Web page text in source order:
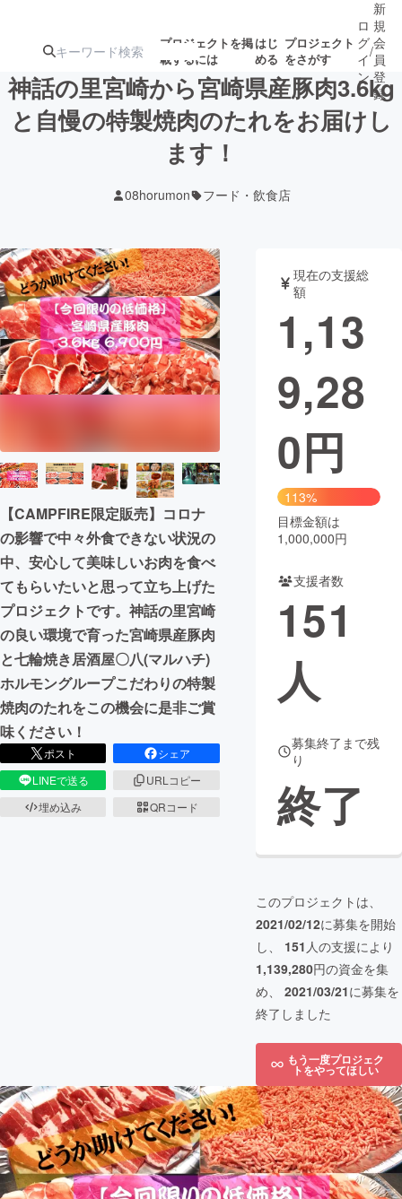
プロジェクトを掲
載するには
はじ
める
プロジェクト
をさがす
注目の新着プロ 募集終了が近いプ
テクノロジー・ガジェット
映像・映画 書籍・雑誌
ビジネス・起業 チャレンジ
CAMPFIRE for Social Good
CAMPFIRE Creation
CAMPFIREふるさと納税
コミュニティ
ロ
グ
イ
ン
/
新
規
会
員
登
録
神話の里宮崎から宮崎県産豚肉3.6kg
と自慢の特製焼肉のたれをお届けし
ます！
08horumon フード・飲食店
【CAMPFIRE限定販売】コロナ
の影響で中々外食できない状況の
中、安心して美味しいお肉を食べ
てもらいたいと思って立ち上げた
プロジェクトです。神話の里宮崎
の良い環境で育った宮崎県産豚肉
と七輪焼き居酒屋〇八(マルハチ)
ホルモングループこだわりの特製
焼肉のたれをこの機会に是非ご賞
味ください！
ポスト
シェア
LINEで送る
URLコピー
埋め込み
QRコード
現在の支援総
額
1,13
9,28
0円
113%
目標金額は
1,000,000円
支援者数
151
人
募集終了まで残
り
終了
このプロジェクトは、
2021/02/12に募集を開始
し、 151 人の支援により
1,139,280円の資金を集
め、 2021/03/21に募集を
終了しました
もう一度プロジェク
トをやってほしい